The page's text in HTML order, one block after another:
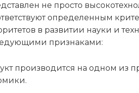
не просто
определенным
в развитии науки и
признаками:
производится на одном из